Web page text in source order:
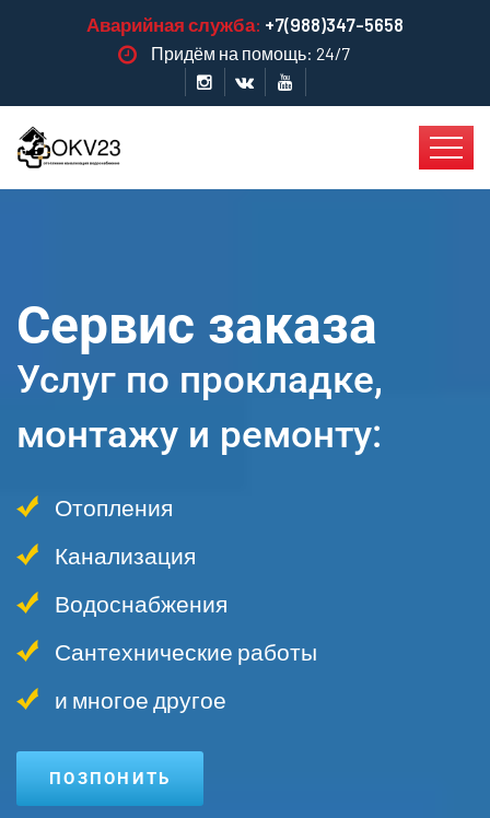
Аварийная служба: +7(988)347-5658
Придём на помощь: 24/7
Сервис заказа
Услуг по прокладке,
монтажу и ремонту:
Отопления
Канализация
Водоснабжения
Сантехнические работы
и многое другое
ПОЗПОНИТЬ